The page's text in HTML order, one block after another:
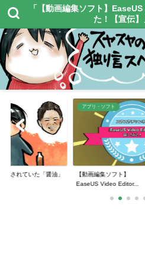
「【動画編集ソフト】
た！【宣伝】
介されていた「醤油」
アプリ・ソフト
【動画編集ソフト】
EaseUS Video Editor...